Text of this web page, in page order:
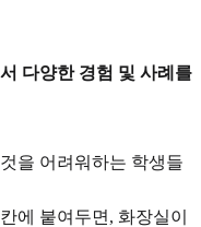
다양한 경험 및 사례를
을 어려워하는 학생들
에 붙여두면, 화장실이